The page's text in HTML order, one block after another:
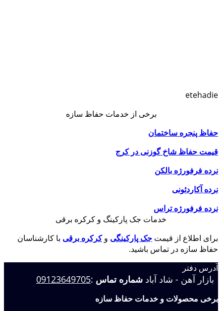
etehadie
برخی از خدمات حفاظ سازه
حفاظ پنجره ساختمان
قیمت حفاظ شاخ گوزنی در کرج
نرده فرفورژه بالکن
نرده آکاردئونی
نرده فرفورژه تراس
خدمات جک پارکینگ و کرکره برقی
برای اطلاع از قیمت جک پارکینگی وکرکره برقی با کارشناسان
حفاظ سازه در تماس باشید.
آدرس دفتر
بازار آهن - شاد آباد شماره تماس :
09123649705
برخی محصولات و خدمات حفاظ سازه